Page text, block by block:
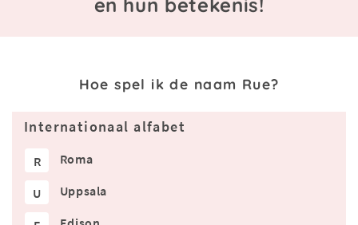
en hun betekenis!
Hoe spel ik de naam Rue?
Internationaal alfabet
R Roma
U Uppsala